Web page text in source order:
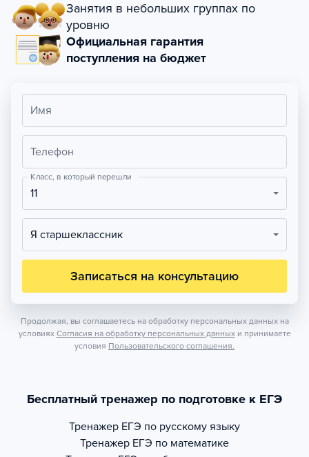
Занятия в небольших группах по
уровню
Официальная гарантия
поступления на бюджет
Имя
Телефон
Класс, в который перешли
11
Я старшеклассник
Записаться на консультацию
Продолжая, вы соглашаетесь на обработку персональных данных на
условиях Согласия на обработку персональных данных и принимаете
условия Пользовательского соглашения.
Бесплатный тренажер по подготовке к ЕГЭ
Тренажер ЕГЭ по русскому языку
Тренажер ЕГЭ по математике